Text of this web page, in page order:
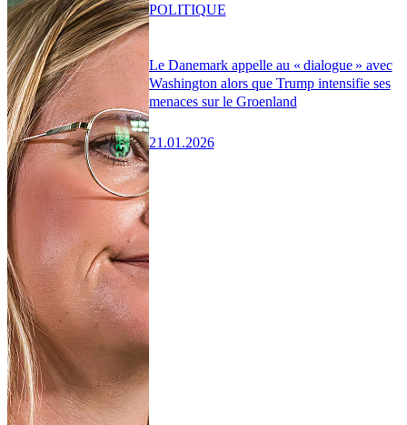
Le Danemark appelle au « dialogue » avec
Washington alors que Trump intensifie ses
menaces sur le Groenland
21.01.2026
POLITIQUE